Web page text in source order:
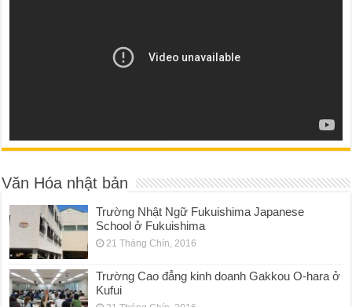
Văn Hóa nhật bản
Trường Nhật Ngữ Fukuishima Japanese
School ở Fukuishima
21 Tháng Chín, 2016
Trường Cao đẳng kinh doanh Gakkou O-hara ở
Kufui